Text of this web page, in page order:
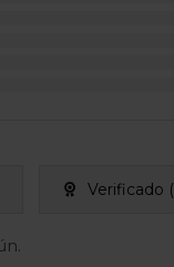
Verificado (